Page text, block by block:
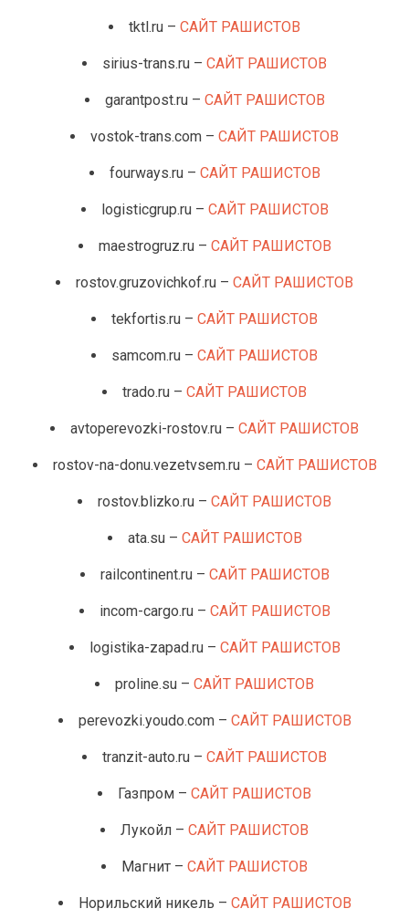
tktl.ru – САЙТ РАШИСТОВ
sirius-trans.ru – САЙТ РАШИСТОВ
garantpost.ru – САЙТ РАШИСТОВ
vostok-trans.com – САЙТ РАШИСТОВ
fourways.ru – САЙТ РАШИСТОВ
logisticgrup.ru – САЙТ РАШИСТОВ
maestrogruz.ru – САЙТ РАШИСТОВ
rostov.gruzovichkof.ru – САЙТ РАШИСТОВ
tekfortis.ru – САЙТ РАШИСТОВ
samcom.ru – САЙТ РАШИСТОВ
trado.ru – САЙТ РАШИСТОВ
avtoperevozki-rostov.ru – САЙТ РАШИСТОВ
rostov-na-donu.vezetvsem.ru – САЙТ РАШИСТОВ
rostov.blizko.ru – САЙТ РАШИСТОВ
ata.su – САЙТ РАШИСТОВ
railcontinent.ru – САЙТ РАШИСТОВ
incom-cargo.ru – САЙТ РАШИСТОВ
logistika-zapad.ru – САЙТ РАШИСТОВ
proline.su – САЙТ РАШИСТОВ
perevozki.youdo.com – САЙТ РАШИСТОВ
tranzit-auto.ru – САЙТ РАШИСТОВ
Газпром – САЙТ РАШИСТОВ
Лукойл – САЙТ РАШИСТОВ
Магнит – САЙТ РАШИСТОВ
Норильский никель – САЙТ РАШИСТОВ